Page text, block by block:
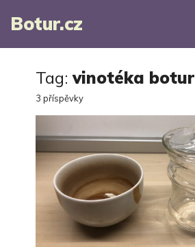
Botur.cz
Tag:vinotéka botur
3 příspěvky